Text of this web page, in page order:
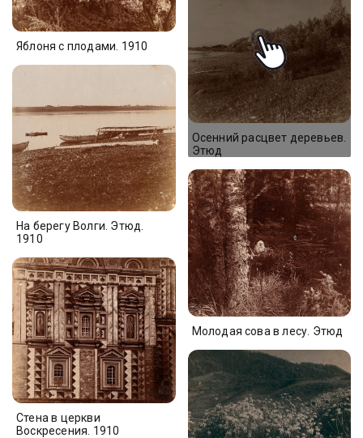
Яблоня с плодами. 1910
На берегу Волги. Этюд.
1910
Стена в церкви
Воскресения. 1910
Осенний расцвет деревьев.
Этюд
Молодая сова в лесу. Этюд